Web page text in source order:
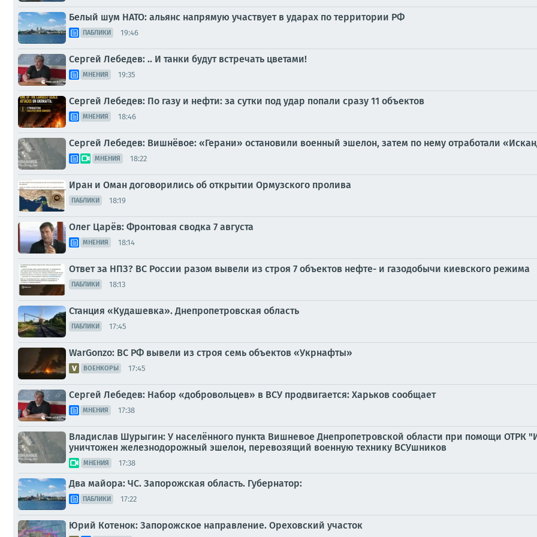
Белый шум НАТО: альянс напрямую участвует в ударах по территории РФ
ПАБЛИКИ 19:46
Сергей Лебедев: .. И танки будут встречать цветами!
МНЕНИЯ 19:35
Сергей Лебедев: По газу и нефти: за сутки под удар попали сразу 11 объектов
МНЕНИЯ 18:46
Сергей Лебедев: Вишнёвое: «Герани» остановили военный эшелон, затем по нему отработали
МНЕНИЯ 18:22
Иран и Оман договорились об открытии Ормузского пролива
ПАБЛИКИ 18:19
Олег Царёв: Фронтовая сводка 7 августа
МНЕНИЯ 18:14
Ответ за НПЗ? ВС России разом вывели из строя 7 объектов нефте- и газодобычи киевского режима
ПАБЛИКИ 18:13
Станция «Кудашевка». Днепропетровская область
ПАБЛИКИ 17:45
WarGonzo: ВС РФ вывели из строя семь объектов «Укрнафты»
ВОЕНКОРЫ 17:45
Сергей Лебедев: Набор «добровольцев» в ВСУ продвигается: Харьков сообщает
МНЕНИЯ 17:38
Владислав Шурыгин: У населённого пункта Вишневое Днепропетровской области при помощи ОТРК
уничтожен железнодорожный эшелон, перевозящий военную технику ВСУшников
МНЕНИЯ 17:38
Два майора: ЧС. Запорожская область. Губернатор:
ПАБЛИКИ 17:22
Юрий Котенок: Запорожское направление. Ореховский участок